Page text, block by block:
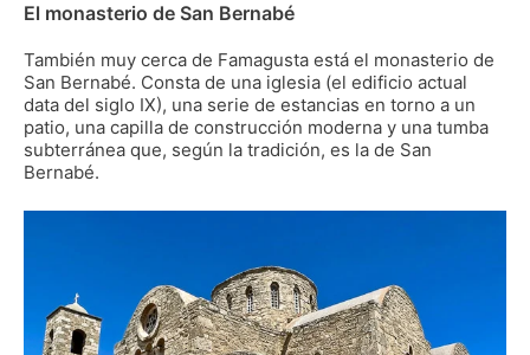
El monasterio de San Bernabé
También muy cerca de Famagusta está el monasterio de
San Bernabé. Consta de una iglesia (el edificio actual
data del siglo IX), una serie de estancias en torno a un
patio, una capilla de construcción moderna y una tumba
subterránea que, según la tradición, es la de San
Bernabé.